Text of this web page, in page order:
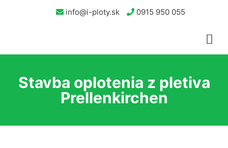
info@i-ploty.sk 0915 950 055
Stavba oplotenia z pletiva
Prellenkirchen